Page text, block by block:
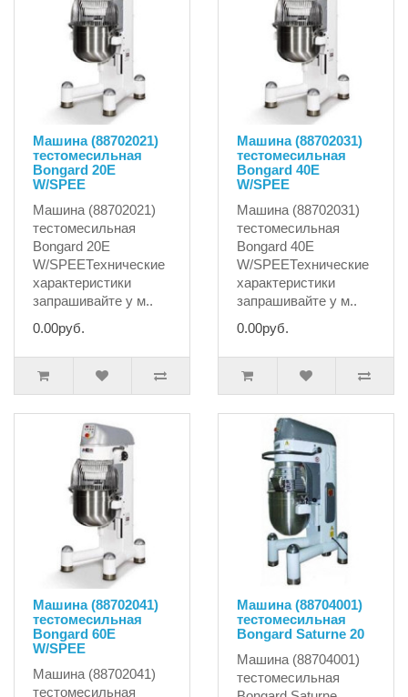
Машина (88702021)
тестомесильная
Bongard 20E
W/SPEE
Машина (88702021)
тестомесильная
Bongard 20E
W/SPEEТехнические
характеристики
запрашивайте у м..
0.00руб.
Машина (88702031)
тестомесильная
Bongard 40E
W/SPEE
Машина (88702031)
тестомесильная
Bongard 40E
W/SPEEТехнические
характеристики
запрашивайте у м..
0.00руб.
Машина (88702041)
тестомесильная
Bongard 60E
W/SPEE
Машина (88702041)
тестомесильная
Машина (88704001)
тестомесильная
Bongard Saturne 20
Машина (88704001)
тестомесильная